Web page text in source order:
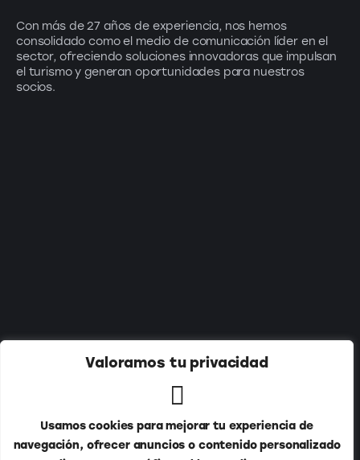
Valoramos tu privacidad
Usamos cookies para mejorar tu experiencia de
navegación, ofrecer anuncios o contenido personalizado
Con más de 27 años de experiencia, nos hemos
consolidado como el medio de comunicación líder en el
sector, ofreciendo soluciones innovadoras que impulsan
el turismo y generan oportunidades para nuestros
socios.